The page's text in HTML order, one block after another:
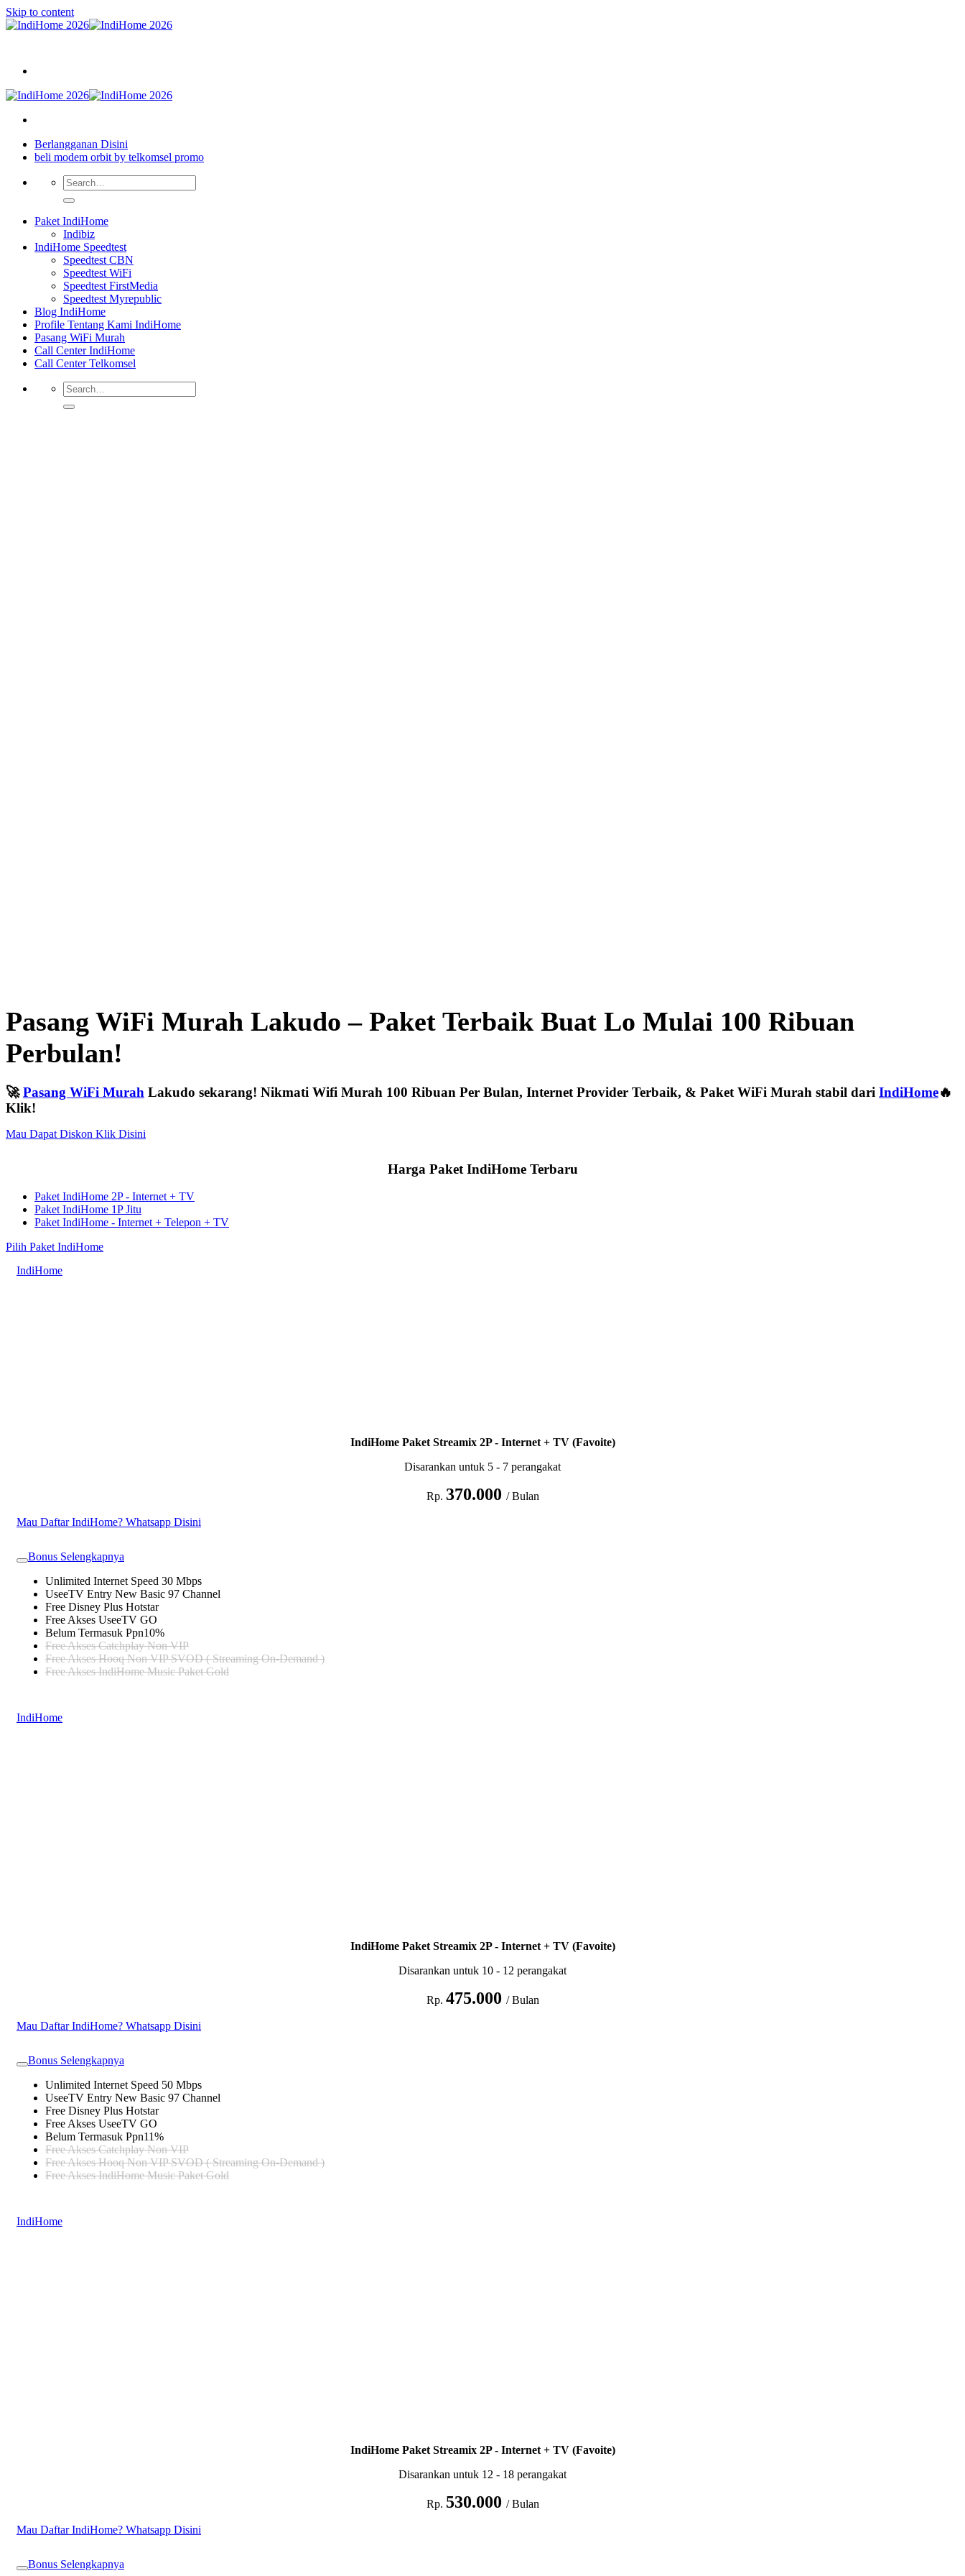
Skip to content
Berlangganan Disini
beli modem orbit by telkomsel promo
Paket IndiHome
Indibiz
IndiHome Speedtest
Speedtest CBN
Speedtest WiFi
Speedtest FirstMedia
Speedtest Myrepublic
Blog IndiHome
Profile Tentang Kami IndiHome
Pasang WiFi Murah
Call Center IndiHome
Call Center Telkomsel
Pasang WiFi Murah Lakudo – Paket Terbaik Buat Lo Mulai 100 Ribuan
Perbulan!
🚀Pasang WiFi Murah Lakudo sekarang! Nikmati Wifi Murah 100 Ribuan Per Bulan, Internet Provider Terbaik, & Paket WiFi Murah stabil dari IndiHome🔥
Klik!
Mau Dapat Diskon Klik Disini
Harga Paket IndiHome Terbaru
Paket IndiHome 2P - Internet + TV
Paket IndiHome 1P Jitu
Paket IndiHome - Internet + Telepon + TV
Pilih Paket IndiHome
IndiHome
IndiHome Paket Streamix 2P - Internet + TV (Favoite)
Disarankan untuk 5 - 7 perangakat
Rp. 370.000 / Bulan
Mau Daftar IndiHome? Whatsapp Disini
Bonus Selengkapnya
Unlimited Internet Speed 30 Mbps
UseeTV Entry New Basic 97 Channel
Free Disney Plus Hotstar
Free Akses UseeTV GO
Belum Termasuk Ppn10%
Free Akses Catchplay Non VIP
Free Akses Hooq Non VIP SVOD ( Streaming On-Demand )
Free Akses IndiHome Music Paket Gold
IndiHome
IndiHome Paket Streamix 2P - Internet + TV (Favoite)
Disarankan untuk 10 - 12 perangakat
Rp. 475.000 / Bulan
Mau Daftar IndiHome? Whatsapp Disini
Bonus Selengkapnya
Unlimited Internet Speed 50 Mbps
UseeTV Entry New Basic 97 Channel
Free Disney Plus Hotstar
Free Akses UseeTV GO
Belum Termasuk Ppn11%
Free Akses Catchplay Non VIP
Free Akses Hooq Non VIP SVOD ( Streaming On-Demand )
Free Akses IndiHome Music Paket Gold
IndiHome
IndiHome Paket Streamix 2P - Internet + TV (Favoite)
Disarankan untuk 12 - 18 perangakat
Rp. 530.000 / Bulan
Mau Daftar IndiHome? Whatsapp Disini
Bonus Selengkapnya